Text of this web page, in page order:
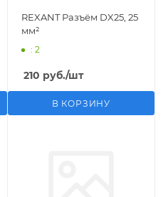
REXANT Разъём DX25, 25
мм²
: 2
210 руб./шт
В КОРЗИНУ